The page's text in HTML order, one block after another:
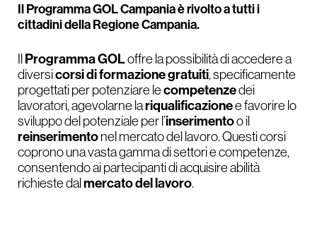
Il Programma GOL Campania è rivolto a tutti i
cittadini della Regione Campania.
Programma GOLoffre la possibilità di accedere a
diversicorsi di formazione gratuiti, specificamente
progettati per potenziare lecompetenzedei
lavoratori, agevolarne lariqualificazionee favorire lo
sviluppo del potenziale per l’inserimentoo il
reinserimentonel mercato del lavoro. Questi corsi
coprono una vasta gamma di settori e competenze,
consentendo ai partecipanti di acquisire abilità
richieste dal mercato del lavoro.